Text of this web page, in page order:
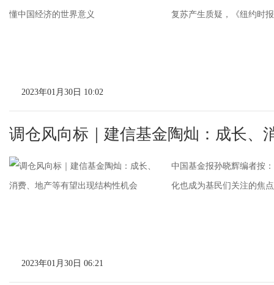
复苏产生质疑，《纽约时
2023年01月30日 10:02
调仓风向标｜建信基金陶灿：成长、
中国基金报孙晓辉编者按
化也成为基民们关注的焦
2023年01月30日 06:21